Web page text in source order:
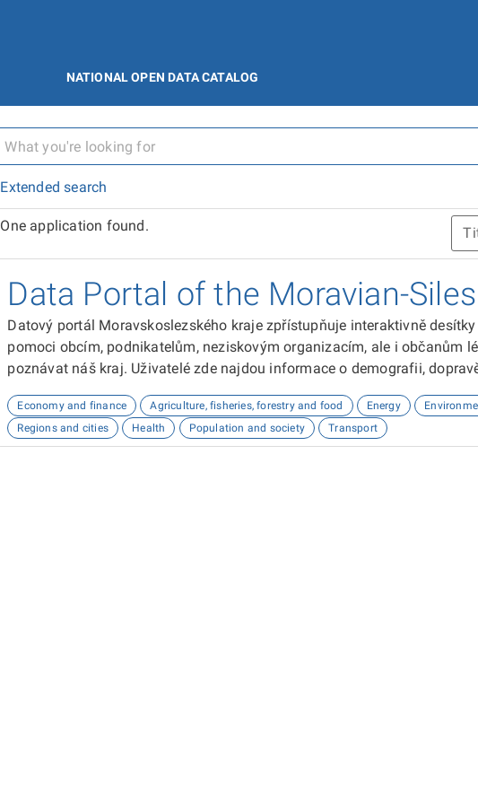
NATIONAL OPEN DATA CATALOG
Extended search
One application found.
Data Portal of the Moravian-
Datový portál Moravskoslezského kraje zpřístupňuje interaktivně
pomoci obcím, podnikatelům, neziskovým organizacím, ale i občanům
poznávat náš kraj. Uživatelé zde najdou informace o demografii,
Economy and finance Agriculture, fisheries, forestry and food Energy
Regions and cities
Health Population and society Transport